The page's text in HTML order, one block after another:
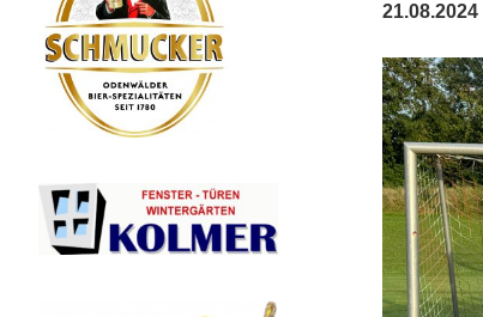
21.08.2024